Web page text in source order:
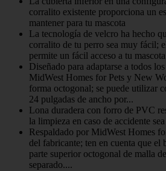
corralito existente proporciona un
mantener para tu mascota
La tecnología de velcro ha hecho
corralito de tu perro sea muy fácil;
permite un fácil acceso a tu
Diseñado para adaptarse a todos
MidWest Homes for Pets y New
forma octogonal; se puede utilizar
24 pulgadas de ancho por...
Lona duradera con forro de PVC
la limpieza en caso de accidente
Respaldado por MidWest Homes
del fabricante; ten en cuenta que
parte superior octogonal de malla
separado....